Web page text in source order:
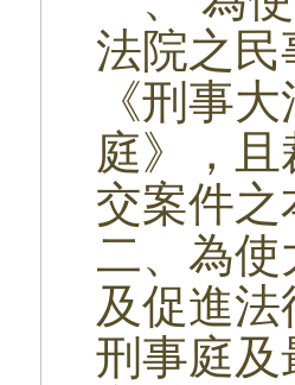
法院之民
《刑事
庭》，
交案件之
二、為
及促進
刑事庭及